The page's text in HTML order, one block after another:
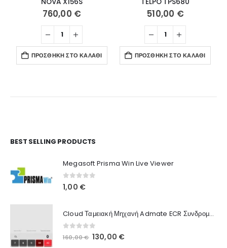
760,00 €
ΠΡΟΣΘΉΚΗ ΣΤΟ ΚΑΛΆΘΙ
510,00 €
ΠΡΟΣΘΉΚΗ ΣΤΟ ΚΑΛΆΘΙ
BEST SELLING PRODUCTS
Megasoft Prisma Win Live Viewer
0 out of 5
1,00 €
Cloud Ταμειακή Μηχανή Admate ECR Συνδρομή 12 μηνών
out of 5
160,00€ Original
130,00 €Η
Ο Λογαριασμός μου
Στοιχεία λογαριασμού
Παραγγελίες
Πληροφορίες Καταστήματος
Ποιοι Είμαστε